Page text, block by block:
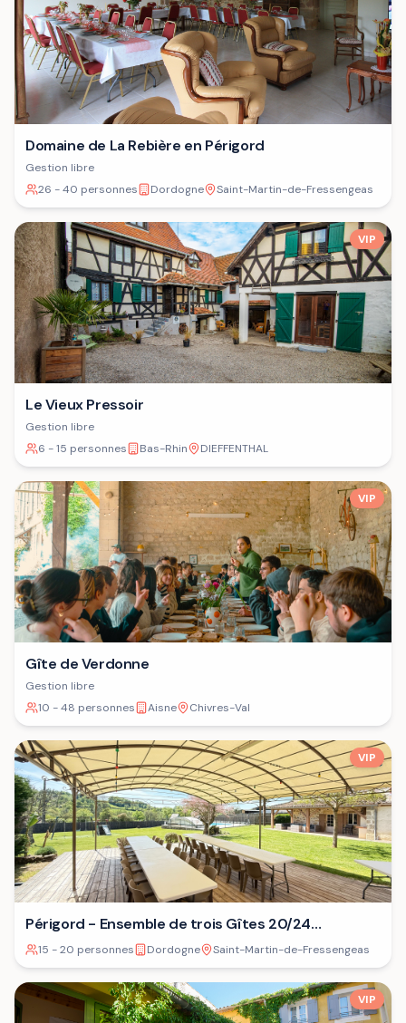
Domaine de La Rebière en Périgord
Gestion libre
26 - 40 personnes
Dordogne Saint-Martin-de-Fressengeas
VIP
Le Vieux Pressoir
Gestion libre
6 - 15 personnes
Bas-Rhin DIEFFENTHAL
VIP
Gîte de Verdonne
Gestion libre
10 - 48 personnes
Aisne Chivres-Val
VIP
Périgord - Ensemble de trois Gîtes 20/24
personnes⁷
15 - 20 personnes Dordogne Saint-Martin-de-Fressengeas
VIP